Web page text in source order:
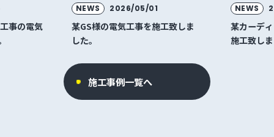
某GS様の電気工事を施工致しま
した。
NEWS 2026/05/01
某カーデ
施工致し
NEWS
事の電気
施工事例一覧へ